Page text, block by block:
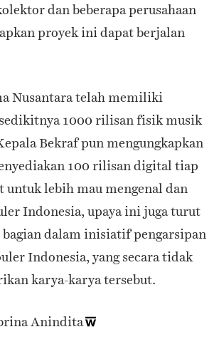
dan beberapa perusahaan
proyek ini dapat berjalan
Nusantara telah memiliki
1000 rilisan fisik musik
Bekraf pun mengungkapkan
100 rilisan digital tiap
untuk lebih mau mengenal dan
Indonesia, upaya ini juga turut
dalam inisiatif pengarsipan
Indonesia, yang secara tidak
karya-karya tersebut.
Anindita